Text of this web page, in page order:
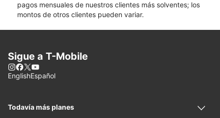
pagos mensuales de nuestros clientes más solventes; los
montos de otros clientes pueden variar.